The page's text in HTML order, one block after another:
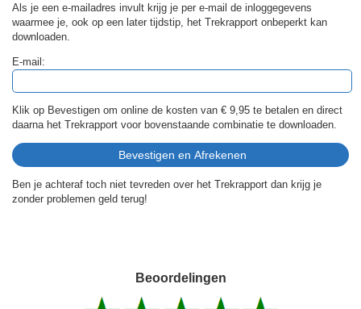
Als je een e-mailadres invult krijg je per e-mail de inloggegevens
waarmee je, ook op een later tijdstip, het Trekrapport onbeperkt kan
downloaden.
E-mail:
Klik op Bevestigen om online de kosten van € 9,95 te betalen en direct
daarna het Trekrapport voor bovenstaande combinatie te downloaden.
Ben je achteraf toch niet tevreden over het Trekrapport dan krijg je
zonder problemen geld terug!
Beoordelingen